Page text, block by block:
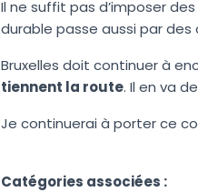
Il ne suffit pas d’imposer
durable passe aussi par
Bruxelles doit continuer à
tiennent la route. Il en va de
Je continuerai à porter ce
Catégories associées :